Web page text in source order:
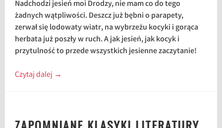
Nadchodzi jesień moi Drodzy, nie mam co do tego
żadnych wątpliwości. Deszcz już bębni o parapety,
zerwał się lodowaty wiatr, na wybrzeżu kocyki i gorąca
herbata już poszły w ruch. A jak jesień, jak kocyk i
przytulność to przede wszystkich jesienne zaczytanie!
Czytaj dalej →